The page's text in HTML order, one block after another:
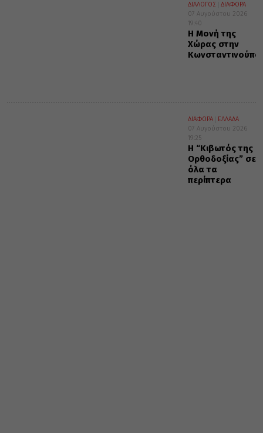
ΔΙΑΛΟΓΟΣ
ΔΙΑΦΟΡΑ
07 Αυγούστου 2026
19:40
Η Μονή της
Χώρας στην
ΔΙΑΦΟΡΑ
ΕΛΛΑΔΑ
07 Αυγούστου 2026
19:25
Η “Κιβωτός της
Ορθοδοξίας” σε
όλα τα
περίπτερα